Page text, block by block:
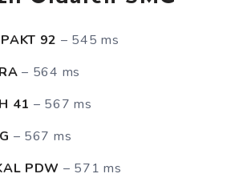
92 – 545 ms
– 564 ms
41 – 567 ms
– 567 ms
PDW – 571 ms